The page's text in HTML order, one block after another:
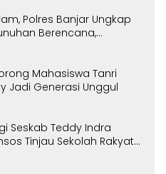
Polres Banjar Ungkap
Berencana,
di Bandung
Mahasiswa Tanri
Jadi Generasi Unggul
Seskab Teddy Indra
Tinjau Sekolah Rakyat